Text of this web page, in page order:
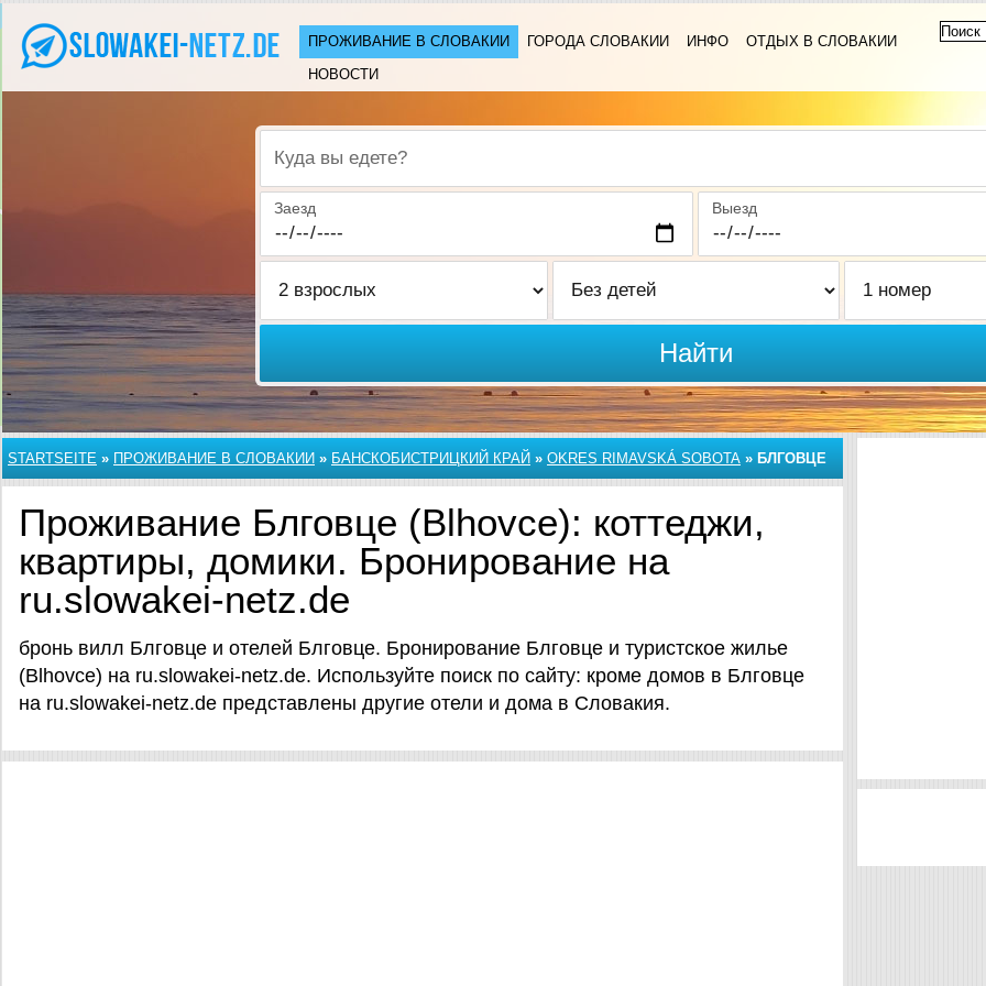
ПРОЖИВАНИЕ В СЛОВАКИИ ГОРОДА СЛОВАКИИ ИНФО
ОТДЫХ В СЛОВАКИИ
НОВОСТИ
Куда вы едете?
Заезд Выезд
Найти
STARTSEITE » ПРОЖИВАНИЕ В СЛОВАКИИ » БАНСКОБИСТРИЦКИЙ КРАЙ » OKRES RIMAVSKÁ SOBOTA » БЛГОВЦЕ
Проживание Блговце (Blhovce): коттеджи,
квартиры, домики. Бронирование на
ru.slowakei-netz.de
бронь вилл Блговце и отелей Блговце. Бронирование Блговце и туристское жилье
(Blhovce) на ru.slowakei-netz.de. Используйте поиск по сайту: кроме домов в Блговце
на ru.slowakei-netz.de представлены другие отели и дома в Словакия.